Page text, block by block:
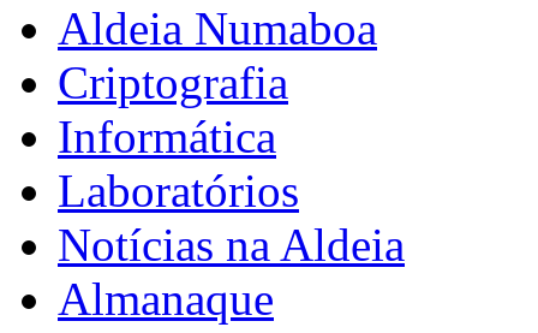
Aldeia Numaboa
Criptografia
Informática
Laboratórios
Notícias na Aldeia
Almanaque